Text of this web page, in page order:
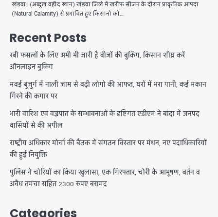
खंडवा। (अब्दुल वहीद खान) ​खंडवा जिले में खरीफ सीजन के दौरान प्राकृतिक आपदा
(Natural Calamity) से प्रभावित हुए किसानों को…
Recent Posts
रबी फसलों के लिए अभी भी जारी है बीजों की बुकिंग, किसान शीघ्र करें
ऑनलाइन बुकिंग
मवई बुजुर्ग में नाली जाम से बढ़ी लोगो की आफत, घरों में भरा पानी, कई मकान
गिरने की कगार पर
भारी वारिश एवं वज्रपात के सम्भावनाओं के दृष्टिगत एडीएम ने बांदा में जनपद
वासियों से की अपील
राष्ट्रीय अधिकार मोर्चा की बैठक में संगठन विस्तार पर मंथन, नए पदाधिकारियों
की हुई नियुक्ति
पुलिस ने चोरियों का किया खुलासा, एक गिरफ्तार, चोरी के आभूषण, बर्तन व
अवैध तमंचा सहित 2300 रुपए बरामद
Categories